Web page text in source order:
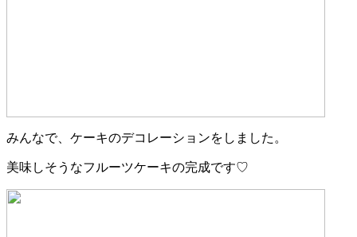
みんなで、ケーキのデコレーションをしました。
美味しそうなフルーツケーキの完成です♡